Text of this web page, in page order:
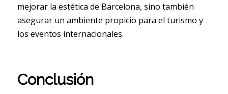
mejorar la estética de Barcelona, sino también
asegurar un ambiente propicio para el turismo y
los eventos internacionales.
Conclusión